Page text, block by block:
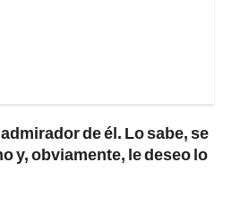
de él. Lo sabe, se
y, obviamente, le deseo lo